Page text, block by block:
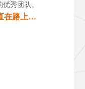
秀团队。
在路上…